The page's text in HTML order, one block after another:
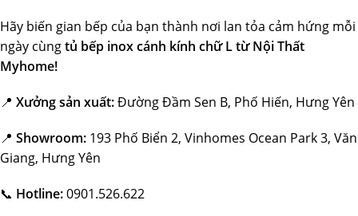
Hãy biến gian bếp của bạn thành nơi lan tỏa cảm hứng mỗi
ngày cùngtủ bếp inox cánh kính chữ L từ Nội Thất
Myhome!
📍 Xưởng sản xuất:Đường Đầm Sen B, Phố Hiến, Hưng Yên
📍 Showroom: 193 Phố Biển 2, Vinhomes Ocean Park 3, Văn
Giang, Hưng Yên
📞 Hotline:0901.526.622